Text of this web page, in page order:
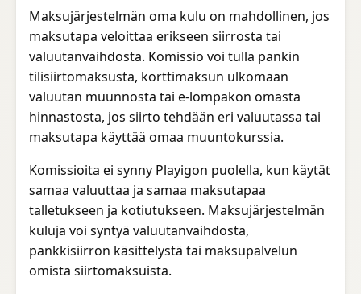
Maksujärjestelmän oma kulu on mahdollinen, jos
maksutapa veloittaa erikseen siirrosta tai
valuutanvaihdosta. Komissio voi tulla pankin
tilisiirtomaksusta, korttimaksun ulkomaan
valuutan muunnosta tai e-lompakon omasta
hinnastosta, jos siirto tehdään eri valuutassa tai
maksutapa käyttää omaa muuntokurssia.
Komissioita ei synny Playigon puolella, kun käytät
samaa valuuttaa ja samaa maksutapaa
talletukseen ja kotiutukseen. Maksujärjestelmän
kuluja voi syntyä valuutanvaihdosta,
pankkisiirron käsittelystä tai maksupalvelun
omista siirtomaksuista.